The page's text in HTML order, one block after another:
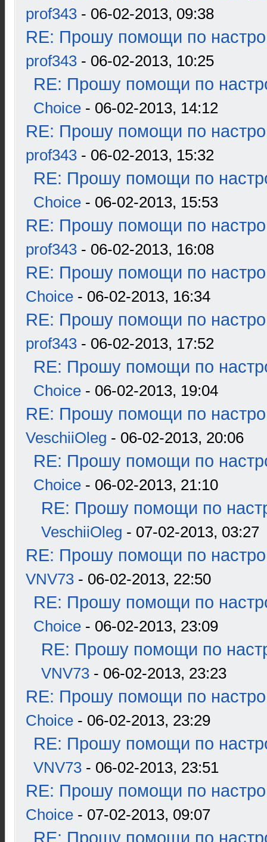
prof343 - 06-02-2013, 09:38
RE: Прошу помощи по
prof343 - 06-02-2013, 10:25
RE: Прошу помощи по
Choice - 06-02-2013, 14:12
RE: Прошу помощи по
prof343 - 06-02-2013, 15:32
RE: Прошу помощи по
Choice - 06-02-2013, 15:53
RE: Прошу помощи по
prof343 - 06-02-2013, 16:08
RE: Прошу помощи по
Choice - 06-02-2013, 16:34
RE: Прошу помощи по
prof343 - 06-02-2013, 17:52
RE: Прошу помощи по
Choice - 06-02-2013, 19:04
RE: Прошу помощи по
VeschiiOleg - 06-02-2013, 20:06
RE: Прошу помощи по
Choice - 06-02-2013, 21:10
RE: Прошу помощи по
VeschiiOleg - 07-02-2013, 03:27
RE: Прошу помощи по
VNV73 - 06-02-2013, 22:50
RE: Прошу помощи по
Choice - 06-02-2013, 23:09
RE: Прошу помощи по
VNV73 - 06-02-2013, 23:23
RE: Прошу помощи по
Choice - 06-02-2013, 23:29
RE: Прошу помощи по
VNV73 - 06-02-2013, 23:51
RE: Прошу помощи по
Choice - 07-02-2013, 09:07
RE: Прошу помощи по